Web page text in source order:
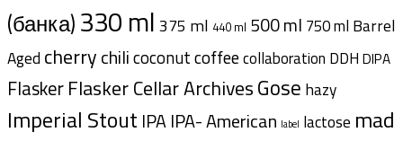
(банка)330 ml 375 ml 440 ml 500 ml 750 ml Barrel
Aged cherrychilicoconutcoffeecollaboration DDH DIPA
FlaskerFlasker Cellar ArchivesGose hazy
Imperial Stout IPA IPA- American label lactose mad